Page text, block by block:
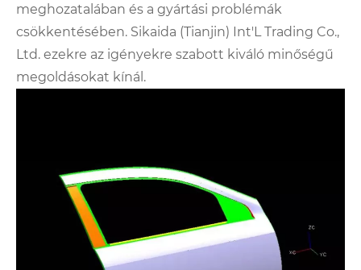
meghozatalában és a gyártási problémák
csökkentésében. Sikaida (Tianjin) Int'L Trading Co.,
Ltd. ezekre az igényekre szabott kiváló minőségű
megoldásokat kínál.